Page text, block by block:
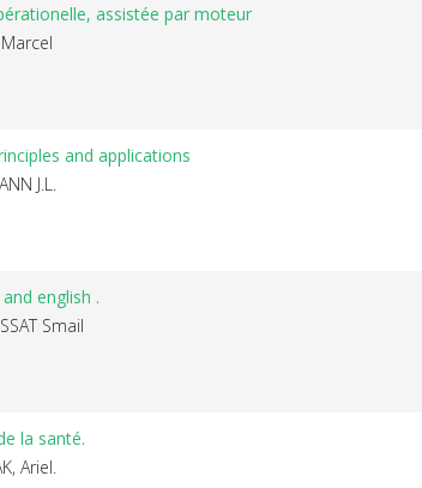
assistée par moteur
and applications
J.L.
english .
Smail
la santé.
Ariel.